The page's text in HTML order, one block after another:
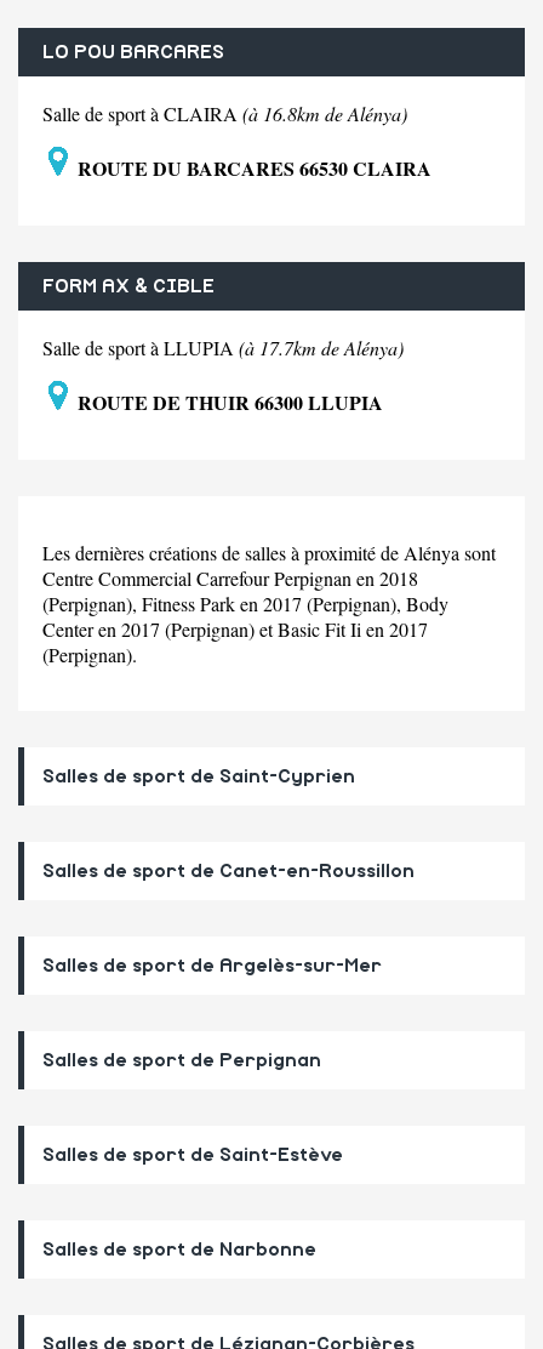
LO POU BARCARES
Salle de sport à CLAIRA (à 16.8km de Alénya)
ROUTE DU BARCARES 66530 CLAIRA
FORM AX & CIBLE
Salle de sport à LLUPIA (à 17.7km de Alénya)
ROUTE DE THUIR 66300 LLUPIA
Les dernières créations de salles à proximité de Alénya sont
Centre Commercial Carrefour Perpignan en 2018
(Perpignan), Fitness Park en 2017 (Perpignan), Body
Center en 2017 (Perpignan) et Basic Fit Ii en 2017
(Perpignan).
Salles de sport de Saint-Cyprien
Salles de sport de Canet-en-Roussillon
Salles de sport de Argelès-sur-Mer
Salles de sport de Perpignan
Salles de sport de Saint-Estève
Salles de sport de Narbonne
Salles de sport de Lézignan-Corbières